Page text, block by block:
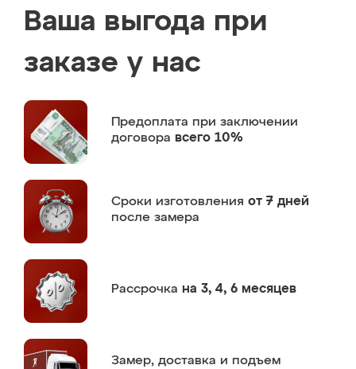
Ваша выгода при
заказе у нас
Предоплата при заключении
договора всего 10%
Сроки изготовления от 7 дней
после замера
Рассрочка на 3, 4, 6 месяцев
Замер, доставка и подъем